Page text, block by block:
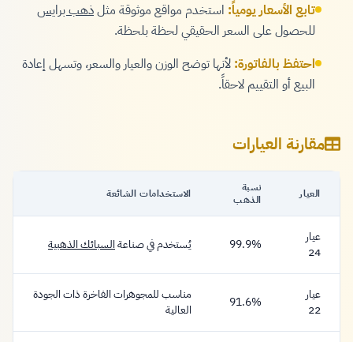
تابع الأسعار يومياً: استخدم مواقع موثوقة مثلذهب برايس
للحصول على السعر الحقيقي لحظة بلحظة.
احتفظ بالفاتورة: لأنها توضح الوزن والعيار والسعر، وتسهل إعادة
البيع أو التقييم لاحقاً.
مقارنة العيارات
العيار
نسبة
الذهب
الاستخدامات الشائعة
عيار
24
99.9% يُستخدم في صناعةالسبائك الذهبية
عيار
22
91.6%
مناسب للمجوهرات الفاخرة ذات الجودة
العالية